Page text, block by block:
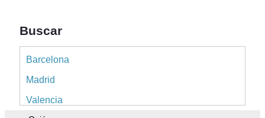
Buscar
Barcelona
Madrid
Valencia